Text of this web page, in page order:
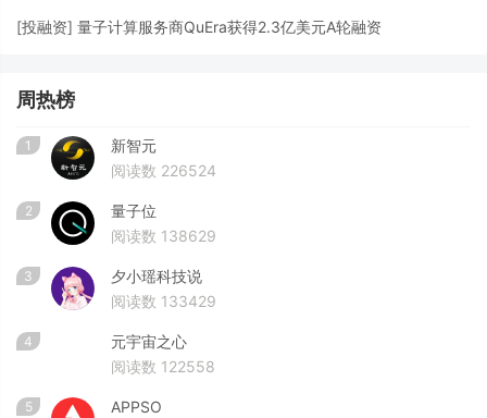
[投融资] 量子计算服务商QuEra获得2.3亿美元A轮融资
周热榜
1
新智元
阅读数 226524
2
量子位
阅读数 138629
3
夕小瑶科技说
阅读数 133429
4
元宇宙之心
阅读数 122558
5
APPSO